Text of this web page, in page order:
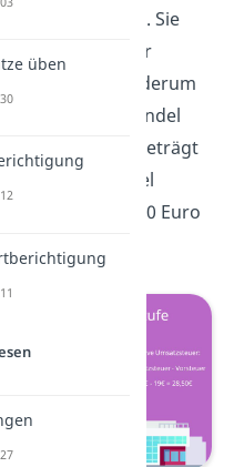
die zweite Stufe. Sie
Silber zu einer
Diese wird wiederum
netto an den Handel
Umsatzsteuer beträgt
Euro. Der Handel
Uhr also 297,50 Euro
üben